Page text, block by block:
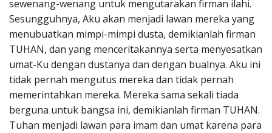
sewenang-wenang untuk mengutarakan firman ilahi.
Sesungguhnya, Aku akan menjadi lawan mereka yang
menubuatkan mimpi-mimpi dusta, demikianlah firman
TUHAN, dan yang menceritakannya serta menyesatkan
umat-Ku dengan dustanya dan dengan bualnya. Aku ini
tidak pernah mengutus mereka dan tidak pernah
memerintahkan mereka. Mereka sama sekali tiada
berguna untuk bangsa ini, demikianlah firman TUHAN.
Tuhan menjadi lawan para imam dan umat karena para